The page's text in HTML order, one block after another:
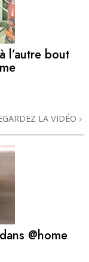
l’autre bout
LA VIDÉO
@home